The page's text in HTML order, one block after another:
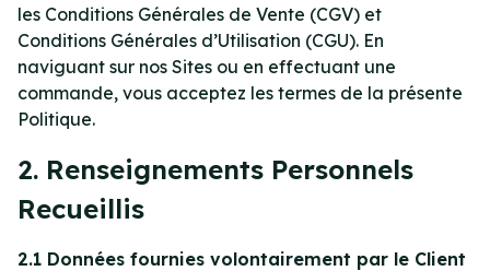
les Conditions Générales de Vente (CGV) et
Conditions Générales d’Utilisation (CGU). En
naviguant sur nos Sites ou en effectuant une
commande, vous acceptez les termes de la présente
Politique.
2. Renseignements Personnels
Recueillis
2.1 Données fournies volontairement par le Client